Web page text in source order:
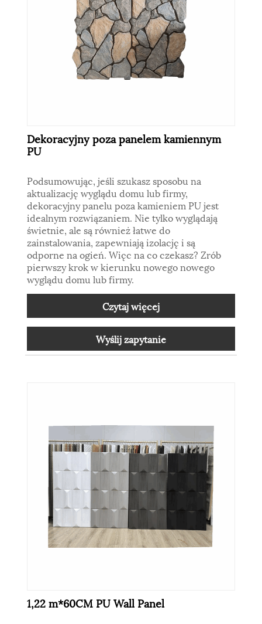
Dekoracyjny poza panelem kamiennym
PU
Podsumowując, jeśli szukasz sposobu na
aktualizację wyglądu domu lub firmy,
dekoracyjny panelu poza kamieniem PU jest
idealnym rozwiązaniem. Nie tylko wyglądają
świetnie, ale są również łatwe do
zainstalowania, zapewniają izolację i są
odporne na ogień. Więc na co czekasz? Zrób
pierwszy krok w kierunku nowego nowego
wyglądu domu lub firmy.
Czytaj więcej
Wyślij zapytanie
1,22 m*60CM PU Wall Panel